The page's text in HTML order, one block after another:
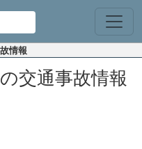
情報
交通事故情報